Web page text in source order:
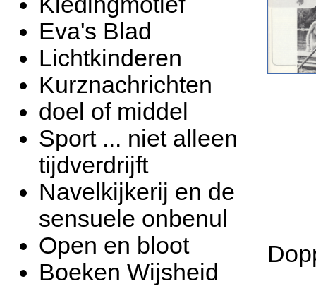
Eva's Blad
Lichtkinderen
Kurznachrichten
doel of middel
Sport ... niet alleen
tijdverdrijft
Navelkijkerij en de
sensuele onbenul
Open en bloot
Boeken Wijsheid